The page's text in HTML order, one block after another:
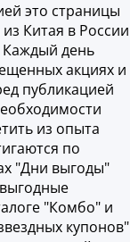
это страницы
Китая в России
Каждый день
акциях и
публикацией
из опыта
по
"Дни выгоды"
"Комбо" и